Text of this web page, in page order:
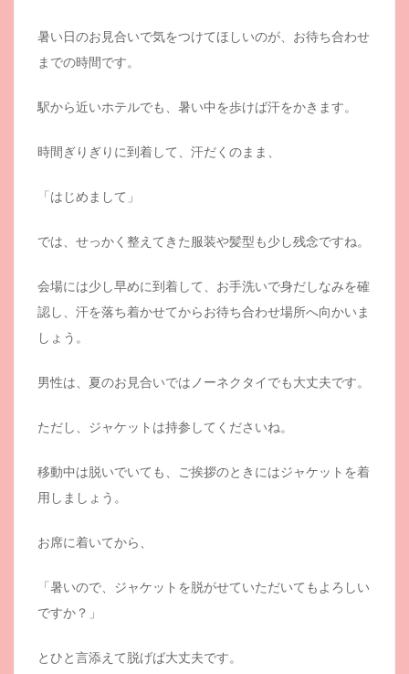
暑い日のお見合いで気をつけてほしいのが、お待ち合わせ
までの時間です。
駅から近いホテルでも、暑い中を歩けば汗をかきます。
時間ぎりぎりに到着して、汗だくのまま、
「はじめまして」
では、せっかく整えてきた服装や髪型も少し残念ですね。
会場には少し早めに到着して、お手洗いで身だしなみを確
認し、汗を落ち着かせてからお待ち合わせ場所へ向かいま
しょう。
男性は、夏のお見合いではノーネクタイでも大丈夫です。
ただし、ジャケットは持参してくださいね。
移動中は脱いでいても、ご挨拶のときにはジャケットを着
用しましょう。
お席に着いてから、
「暑いので、ジャケットを脱がせていただいてもよろしい
ですか？」
とひと言添えて脱げば大丈夫です。